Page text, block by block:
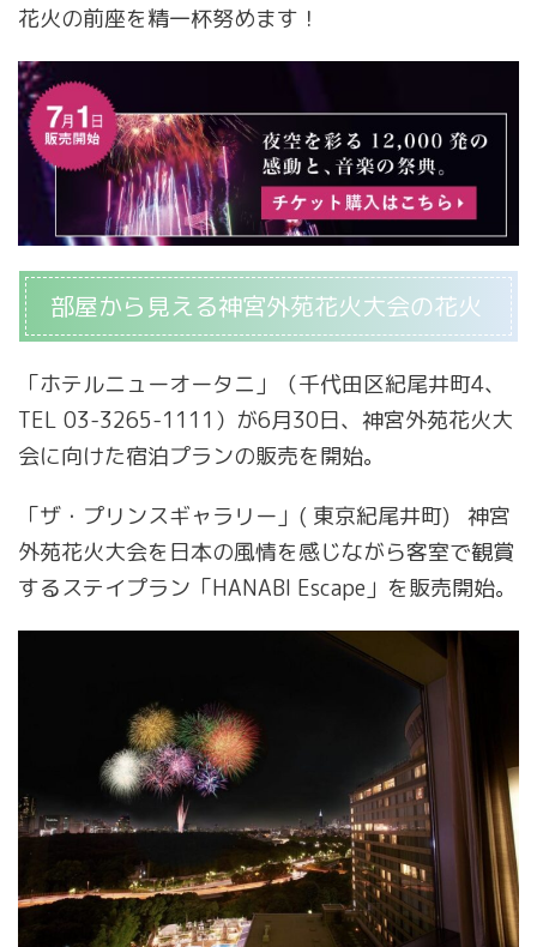
花火の前座を精一杯努めます！
部屋から見える神宮外苑花火大会の花火
「ホテルニューオータニ」（千代田区紀尾井町4、
TEL 03-3265-1111）が6月30日、神宮外苑花火大
会に向けた宿泊プランの販売を開始。
「ザ・プリンスギャラリー」( 東京紀尾井町) 神宮
外苑花火大会を日本の風情を感じながら客室で観賞
するステイプラン「HANABI Escape」を販売開始。